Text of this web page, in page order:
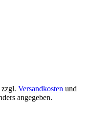
Versandkosten und
angegeben.